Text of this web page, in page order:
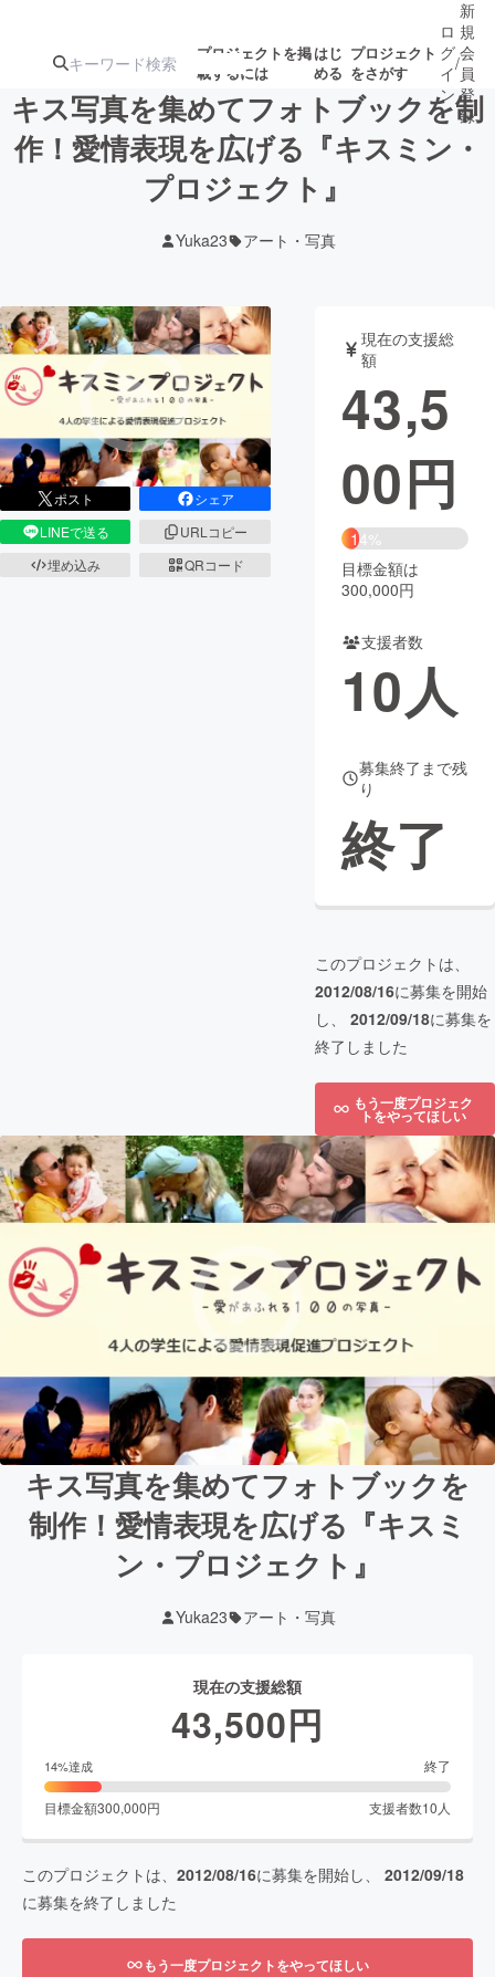
プロジェクトを掲
載するには
はじ
める
プロジェクト
をさがす
注目のリ 注目の新着プロ募集終了が近いプ
テクノロジー・ガジェット
映像・映画 書籍・雑誌
ビジネス・起業 チャレンジ
まちづくり・地域活性化
CAMPFIRE Creation
コミュニティ
ロ
グ
イ
ン
/
新
規
会
員
登
録
キス写真を集めてフォトブックを制
作！愛情表現を広げる『キスミン・
プロジェクト』
Yuka23 アート・写真
ポスト
シェア
LINEで送る
URLコピー
埋め込み
QRコード
現在の支援総
額
43,5
00円
14%
目標金額は
300,000円
支援者数
10人
募集終了まで残
り
終了
このプロジェクトは、
2012/08/16に募集を開始
し、 2012/09/18に募集を
終了しました
もう一度プロジェク
トをやってほしい
キス写真を集めてフォトブックを
制作！愛情表現を広げる『キスミ
ン・プロジェクト』
Yuka23 アート・写真
現在の支援総額
43,500円
14%達成 終了
目標金額300,000円 支援者数10 人
このプロジェクトは、 2012/08/16に募集を開始し、 2012/09/18
に募集を終了しました
もう一度プロジェクトをやってほしい